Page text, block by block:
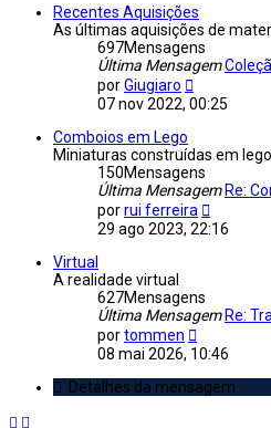
Mensagem
Recentes Aquisições
As últimas aquisições de
697Mensagens
Última Mensagem
porGiugiaro
a
07 nov 2022, 00:25
Comboios em Lego
Miniaturas construídas em lego
150Mensagens
Última Mensagem Re:
porrui ferreira
a
29 ago 2023, 22:16
Virtual
A realidade virtual
627Mensagens
Última Mensagem Re:
portommen
a
Mensagem
08 mai 2026, 10:46
Detalhes da mensagem